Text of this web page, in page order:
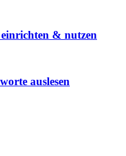
& nutzen
auslesen